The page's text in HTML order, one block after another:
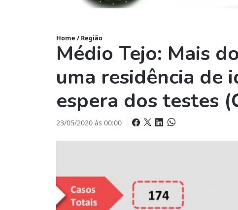
Home / Região
Médio Tejo: Mais
uma residência de
espera dos testes
23/05/2020 às 00:00